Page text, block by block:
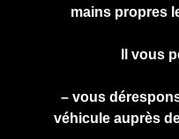
mains propres
Il vous
– vous
véhicule auprès